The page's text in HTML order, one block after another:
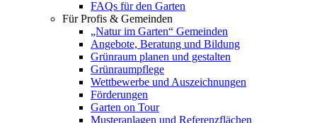
FAQs für den Garten
Für Profis & Gemeinden
„Natur im Garten“ Gemeinden
Angebote, Beratung und Bildung
Grünraum planen und gestalten
Grünraumpflege
Wettbewerbe und Auszeichnungen
Förderungen
Garten on Tour
Musteranlagen und Referenzflächen